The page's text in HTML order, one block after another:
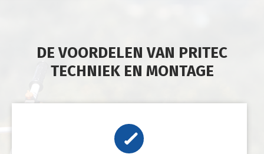
DE VOORDELEN VAN PRITEC
TECHNIEK EN MONTAGE